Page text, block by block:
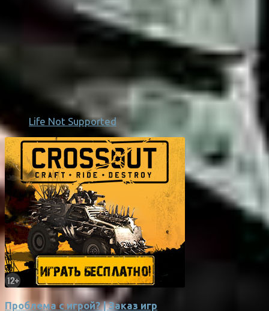
Life Not Supported
Проблема с игрой? | Заказ игр